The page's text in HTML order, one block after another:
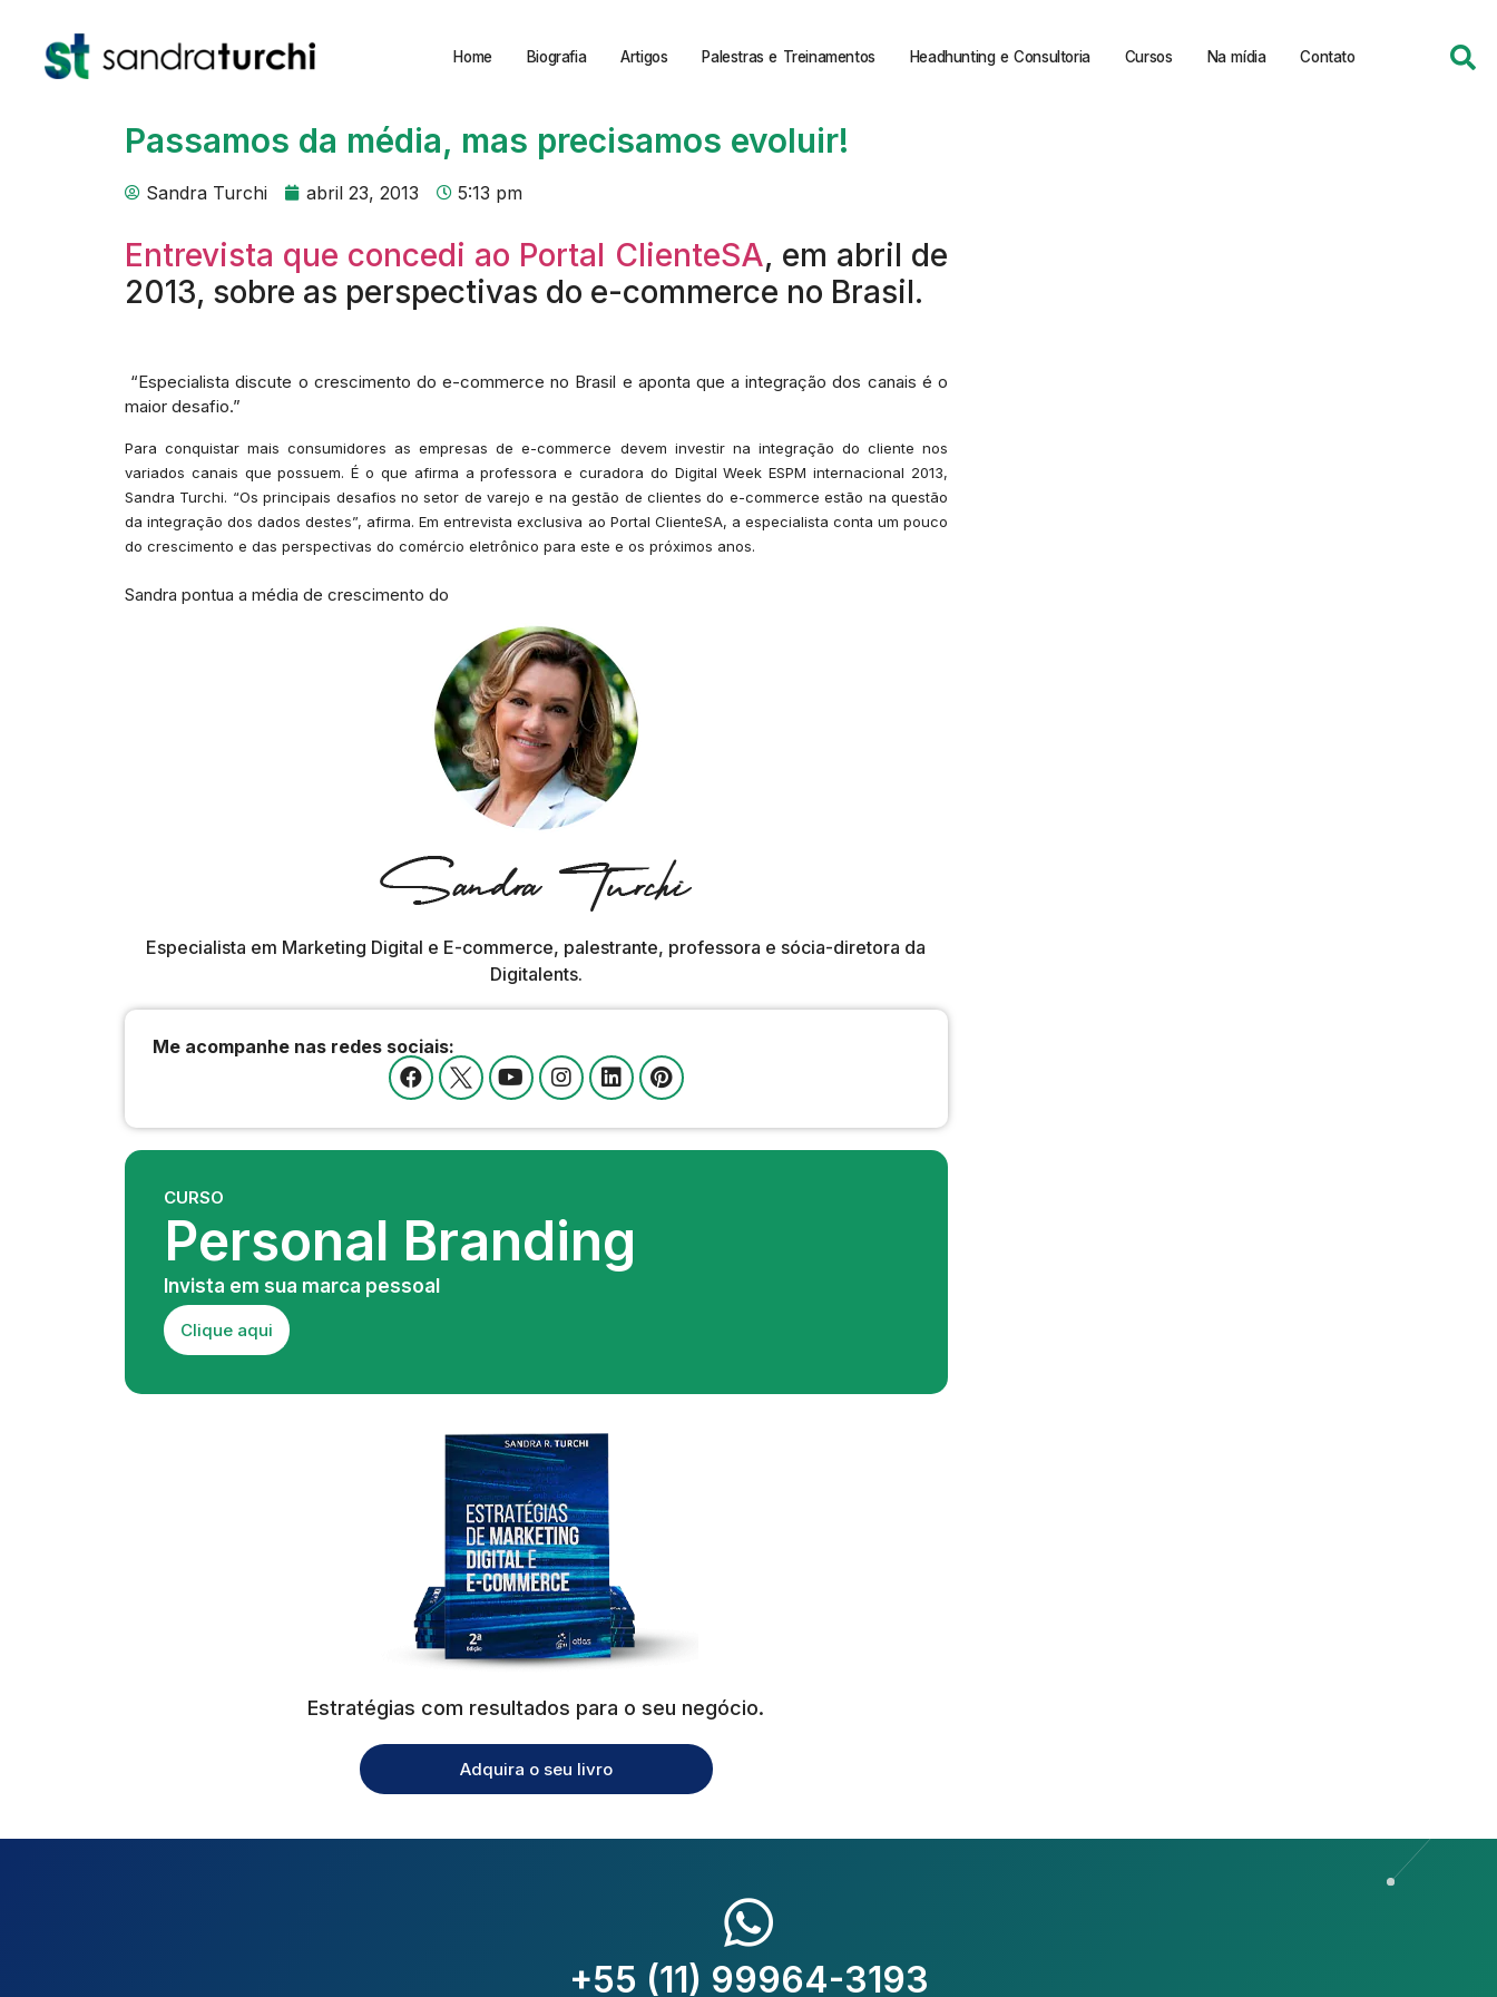
Home Biografia Artigos Palestras e Treinamentos Headhunting e Consultoria Cursos Na mídia Contato
Passamos da média, mas precisamos evoluir!
Sandra Turchi abril 23, 2013 5:13 pm
Entrevista que concedi ao Portal ClienteSA, em abril de
2013, sobre as perspectivas do e-commerce no Brasil.
“Especialista discute o crescimento do e-commerce no Brasil e aponta que a integração dos canais é o
maior desafio.”
Para conquistar mais consumidores as empresas de e-commerce devem investir na integração do cliente nos
variados canais que possuem. É o que afirma a professora e curadora do Digital Week ESPM internacional 2013,
Sandra Turchi. “Os principais desafios no setor de varejo e na gestão de clientes do e-commerce estão na questão
da integração dos dados destes”, afirma. Em entrevista exclusiva ao Portal ClienteSA, a especialista conta um pouco
do crescimento e das perspectivas do comércio eletrônico para este e os próximos anos.
Sandra pontua a média de crescimento do
Especialista em Marketing Digital e E-commerce, palestrante, professora e sócia-diretora da
Digitalents.
Me acompanhe nas redes sociais:
CURSO
Personal Branding
Invista em sua marca pessoal
Clique aqui
Estratégias com resultados para o seu negócio.
Adquira o seu livro
+55 (11) 99964-3193